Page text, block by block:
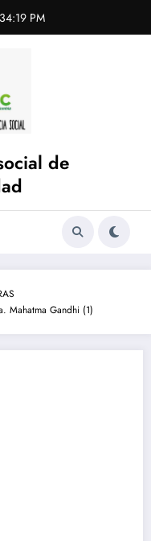
PM
de
Mahatma Gandhi (1)